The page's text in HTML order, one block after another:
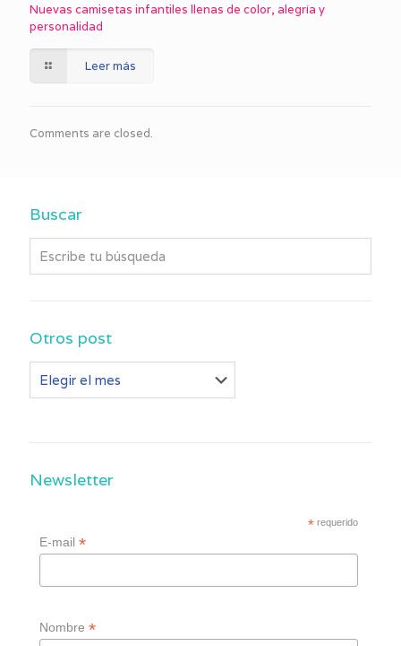
Nuevas camisetas infantiles llenas de color, alegría y
personalidad
Leer más
Comments are closed.
Buscar
Otros post
post
Newsletter
* requerido
E-mail*
Nombre*